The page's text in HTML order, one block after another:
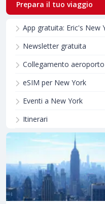
Prepara il tuo viaggio
App gratuita: Eric's New
Newsletter gratuita
Collegamento aeroporto
eSIM per New York
Eventi a New York
Itinerari